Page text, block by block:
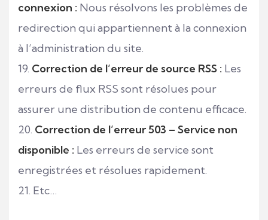
connexion : Nous résolvons les problèmes de
redirection qui appartiennent à la connexion
à l’administration du site.
Correction de l’erreur de source RSS : Les
erreurs de flux RSS sont résolues pour
assurer une distribution de contenu efficace.
Correction de l’erreur 503 – Service non
disponible : Les erreurs de service sont
enregistrées et résolues rapidement.
Etc…